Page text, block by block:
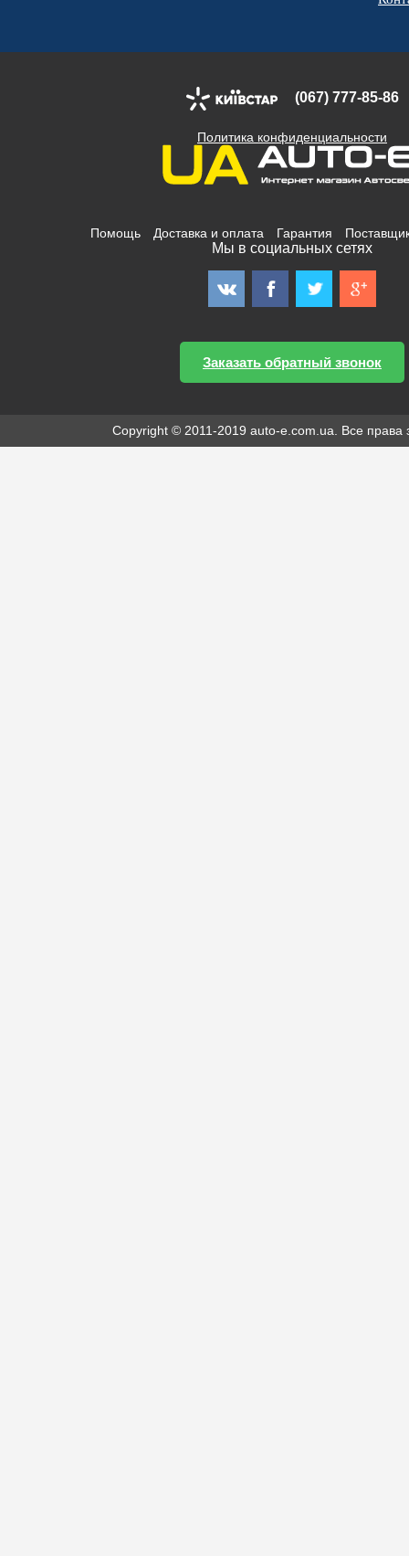
(067) 777-85-86
Политика конфиденциальности
Помощь Доставка и оплата Гарантия
Мы в социальных сетях
Заказать обратный звонок
Copyright © 2011-2019 auto-e.com.ua. Все